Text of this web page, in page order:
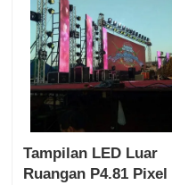
Tampilan LED Luar
Ruangan P4.81 Pixel